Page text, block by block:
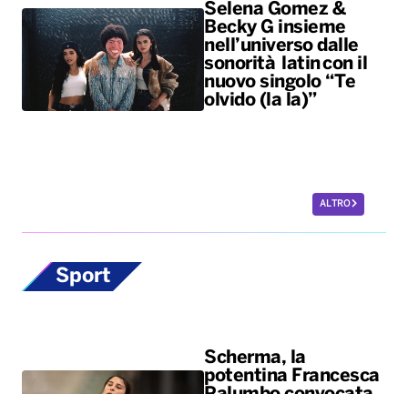
Selena Gomez &
Becky G insieme
nell’universo dalle
sonorità latin con il
nuovo singolo “Te
olvido (la la)”
ALTRO
Sport
Scherma, la
potentina Francesca